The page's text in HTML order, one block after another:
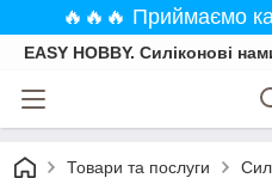
🔥🔥🔥 Приймаємо
EASY HOBBY. Силіконові
Товари та послуги